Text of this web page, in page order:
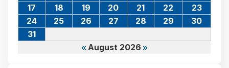
August 2026
17
18 19 20 21 22
23
24
25 26 27 28 29
30
31